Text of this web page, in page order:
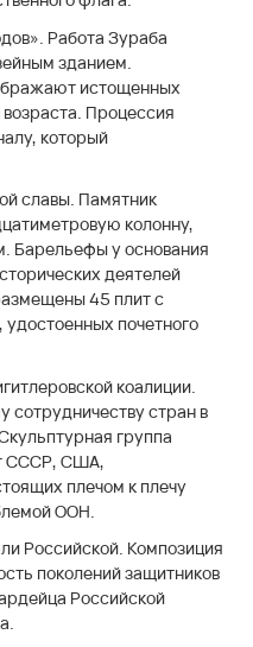
Работа Зураба
зданием.
истощенных
возраста. Процессия
который
славы. Памятник
колонну,
Барельефы у основания
деятелей
45 плит с
почетного
коалиции.
стран в
группа
СССР, США,
плечом к плечу
ООН.
Российской. Композиция
поколений защитников
Российской